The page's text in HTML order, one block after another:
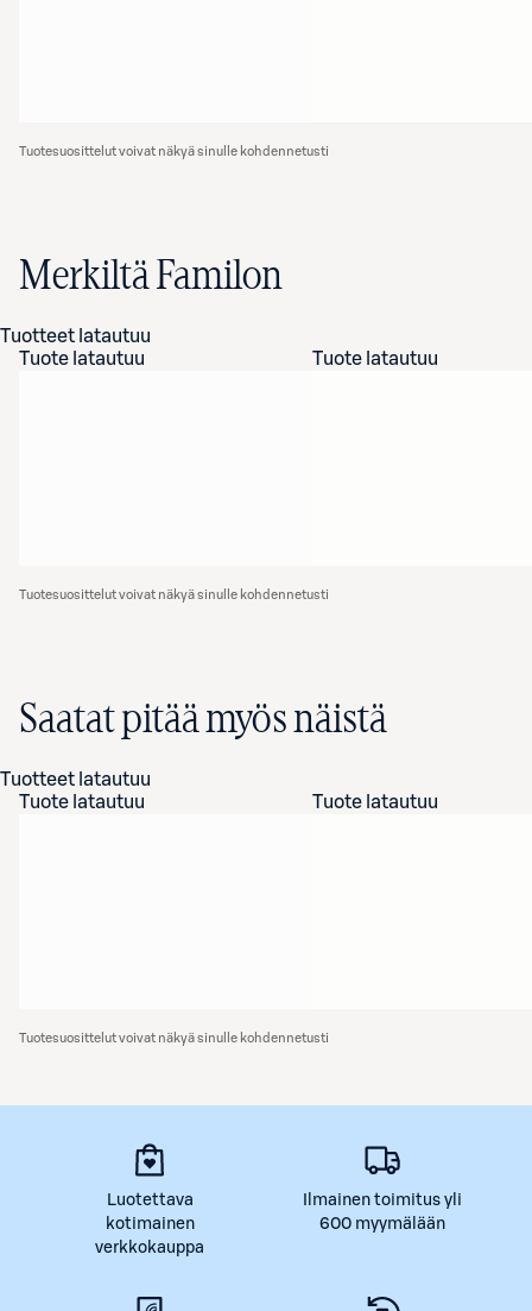
Tuotesuosittelut voivat näkyä sinulle kohdennetusti
Merkiltä Familon
Tuotteet latautuu
Tuote latautuu
Tuote latautuu
Tuotesuosittelut voivat näkyä sinulle kohdennetusti
Saatat pitää myös näistä
Tuotteet latautuu
Tuote latautuu
Tuote latautuu
Tuotesuosittelut voivat näkyä sinulle kohdennetusti
Luotettava
kotimainen
verkkokauppa
Ilmainen toimitus yli
600 myymälään